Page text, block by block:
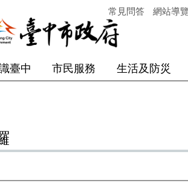
常見問答 網站導
臺中 市民服務 生活及防災